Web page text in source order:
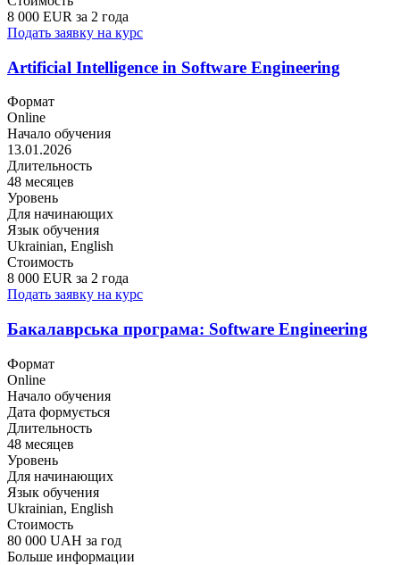
8 000 EUR за 2 года
Подать заявку на курс
Artificial Intelligence in Software Engineering
Формат
Online
Начало обучения
13.01.2026
Длительность
48 месяцев
Уровень
Для начинающих
Язык обучения
Ukrainian, English
Стоимость
8 000 EUR за 2 года
Подать заявку на курс
Бакалаврська програма: Software Engineering
Формат
Online
Начало обучения
Дата формується
Длительность
48 месяцев
Уровень
Для начинающих
Язык обучения
Ukrainian, English
Стоимость
80 000 UAH за год
Больше информации